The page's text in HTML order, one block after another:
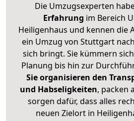
Die Umzugsexperten
Erfahrung im Bereich
Heiligenhaus und kennen die
ein Umzug von Stuttgart
sich bringt. Sie kümmern
Planung bis hin zur
Sie organisieren den
und Habseligkeiten, packen
sorgen dafür, dass alles
neuen Zielort in